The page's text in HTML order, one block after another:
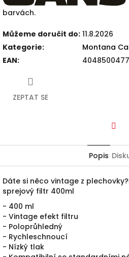
barvách.
Můžeme doručit do: 11.8.2026
Kategorie:
Montana
EAN:
ZEPTAT SE
Popis
Dáte si něco vintage z
sprejový filtr 400ml
- 400 ml
- Vintage efekt filtru
- Poloprůhledný
- Rychleschnoucí
- Nízký tlak